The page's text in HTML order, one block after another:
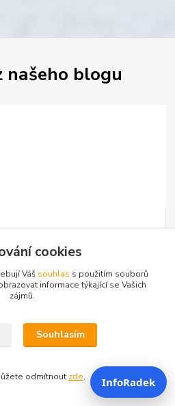
našeho blogu
aviculare) je odolná poléhavá
jeho vzhled, květy, výskyt,
číst celé
cookies
Váš souhlas s použitím souborů
informace týkající se Vašich
zájmů.
Souhlasím
odmítnout zde. InfoRadek